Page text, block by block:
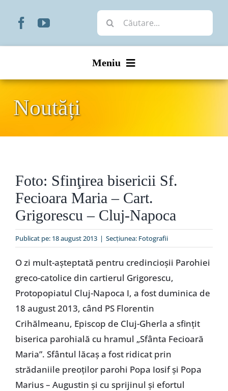
Cautare...
Meniu
Organizare
Liturgic
Special
Noutăți
Foto: Sfinţirea bisericii Sf.
Fecioara Maria – Cart.
Grigorescu – Cluj-Napoca
Publicat pe: 18 august 2013 | Secțiunea: Fotografii
O zi mult-aşteptată pentru credincioşii Parohiei
greco-catolice din cartierul Grigorescu,
Protopopiatul Cluj-Napoca I, a fost duminica de
18 august 2013, când PS Florentin
Crihălmeanu, Episcop de Cluj-Gherla a sfinţit
biserica parohială cu hramul „Sfânta Fecioară
Maria”. Sfântul lăcaş a fost ridicat prin
strădaniile preoţilor parohi Popa Iosif şi Popa
Marius – Augustin şi cu sprijinul şi efortul